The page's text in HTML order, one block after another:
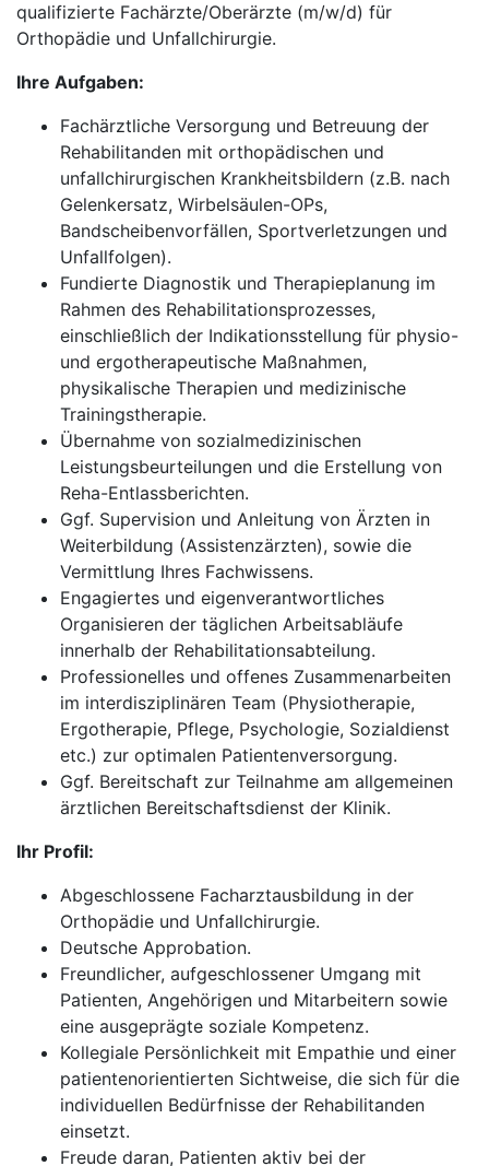
qualifizierte Fachärzte/Oberärzte (m/w/d) für
Orthopädie und Unfallchirurgie.
Ihre Aufgaben:
Fachärztliche Versorgung und Betreuung der
Rehabilitanden mit orthopädischen und
unfallchirurgischen Krankheitsbildern (z.B. nach
Gelenkersatz, Wirbelsäulen-OPs,
Bandscheibenvorfällen, Sportverletzungen und
Unfallfolgen).
Fundierte Diagnostik und Therapieplanung im
Rahmen des Rehabilitationsprozesses,
einschließlich der Indikationsstellung für physio-
und ergotherapeutische Maßnahmen,
physikalische Therapien und medizinische
Trainingstherapie.
Übernahme von sozialmedizinischen
Leistungsbeurteilungen und die Erstellung von
Reha-Entlassberichten.
Ggf. Supervision und Anleitung von Ärzten in
Weiterbildung (Assistenzärzten), sowie die
Vermittlung Ihres Fachwissens.
Engagiertes und eigenverantwortliches
Organisieren der täglichen Arbeitsabläufe
innerhalb der Rehabilitationsabteilung.
Professionelles und offenes Zusammenarbeiten
im interdisziplinären Team (Physiotherapie,
Ergotherapie, Pflege, Psychologie, Sozialdienst
etc.) zur optimalen Patientenversorgung.
Ggf. Bereitschaft zur Teilnahme am allgemeinen
ärztlichen Bereitschaftsdienst der Klinik.
Ihr Profil:
Abgeschlossene Facharztausbildung in der
Orthopädie und Unfallchirurgie.
Deutsche Approbation.
Freundlicher, aufgeschlossener Umgang mit
Patienten, Angehörigen und Mitarbeitern sowie
eine ausgeprägte soziale Kompetenz.
Kollegiale Persönlichkeit mit Empathie und einer
patientenorientierten Sichtweise, die sich für die
individuellen Bedürfnisse der Rehabilitanden
einsetzt.
Freude daran, Patienten aktiv bei der